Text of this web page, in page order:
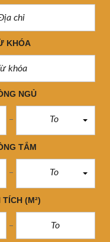
KHÓA
NGỦ
To
TẮM
To
TÍCH (M²)